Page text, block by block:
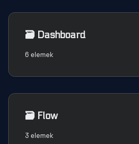
🗃️ Dashboard
6 elemek
🗃️ Flow
3 elemek